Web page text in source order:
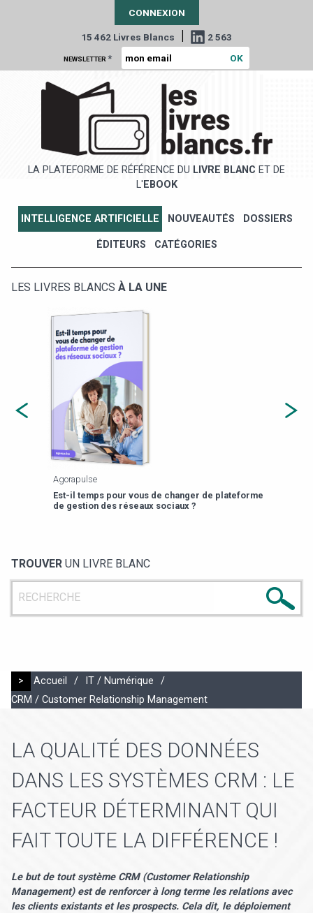
CONNEXION
15 462 Livres Blancs | 2 563
NEWSLETTER *
LA PLATEFORME DE RÉFÉRENCE DU LIVRE BLANC ET DE
L' EBOOK
INTELLIGENCE ARTIFICIELLE NOUVEAUTÉS DOSSIERS
ÉDITEURS CATÉGORIES
LES LIVRES BLANCS À LA UNE
Agorapulse
Est-il temps pour vous de changer de plateforme
de gestion des réseaux sociaux ?
TROUVER UN LIVRE BLANC
> Accueil / IT / Numérique
/
CRM / Customer Relationship Management
LA QUALITÉ DES DONNÉES
DANS LES SYSTÈMES CRM : LE
FACTEUR DÉTERMINANT QUI
FAIT TOUTE LA DIFFÉRENCE !
Le but de tout système CRM (Customer Relationship
Management) est de renforcer à long terme les relations avec
les clients existants et les prospects. Cela dit, le déploiement